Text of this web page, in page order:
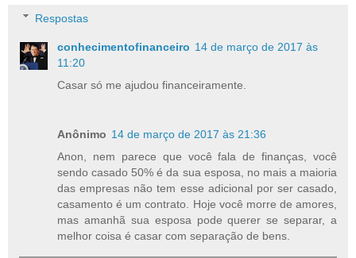
Respostas
conhecimentofinanceiro 14 de março de 2017 às
11:20
Casar só me ajudou financeiramente.
Anônimo 14 de março de 2017 às 21:36
Anon, nem parece que você fala de finanças, você
sendo casado 50% é da sua esposa, no mais a maioria
das empresas não tem esse adicional por ser casado,
casamento é um contrato. Hoje você morre de amores,
mas amanhã sua esposa pode querer se separar, a
melhor coisa é casar com separação de bens.